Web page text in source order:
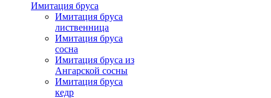
Имитация бруса
Имитация бруса
лиственница
Имитация бруса
сосна
Имитация бруса из
Ангарской сосны
Имитация бруса
кедр